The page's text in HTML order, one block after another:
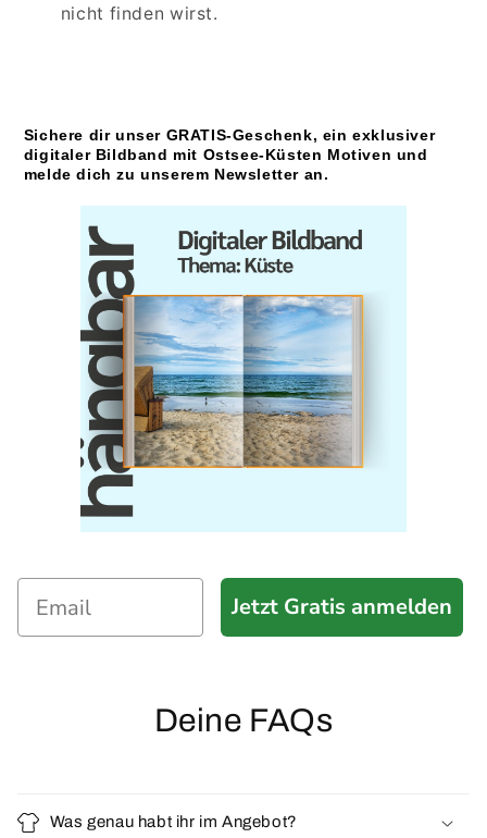
nicht finden wirst.
Sichere dir unser GRATIS-Geschenk, ein exklusiver
digitaler Bildband mit Ostsee-Küsten Motiven und
melde dich zu unserem Newsletter an.
Jetzt Gratis anmelden
Deine FAQs
Was genau habt ihr im Angebot?